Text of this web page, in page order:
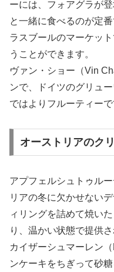
ーには、フォアグラが
と一緒に食べるのが定
ラスブールのマーケッ
うことができます。
ヴァン・ショー（Vin
ンで、ドイツのグリュ
ではよりフルーティー
オーストリアのク
アプフェルシュトゥル
リアの冬に欠かせない
ィリングを詰めて焼い
り、温かい状態で提供
カイザーシュマーレン
ンケーキをちぎって砂